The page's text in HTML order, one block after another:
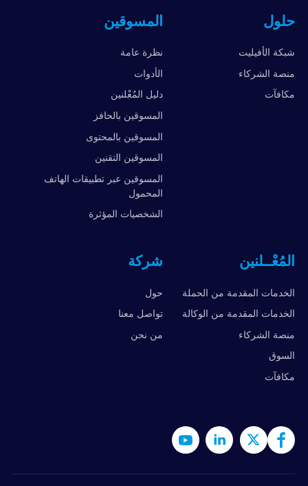
حلول
شبكة الأفيليت
منصة الشركاء
مكافآت
المسوقين
نظرة عامة
الأدوات
دليل المُعْلنين
المسوقين بالحافز
المسوقين بالمحتوى
المسوقين التقنين
المسوقين عبر تطبيقات الهاتف
المحمول
الشخصيات المؤثرة
المُعْــلنين
الخدمات المقدمة من الحملة
الخدمات المقدمة من الوكالة
منصة الشركاء
السوق
مكافآت
شركة
حول
تواصل معنا
من نحن